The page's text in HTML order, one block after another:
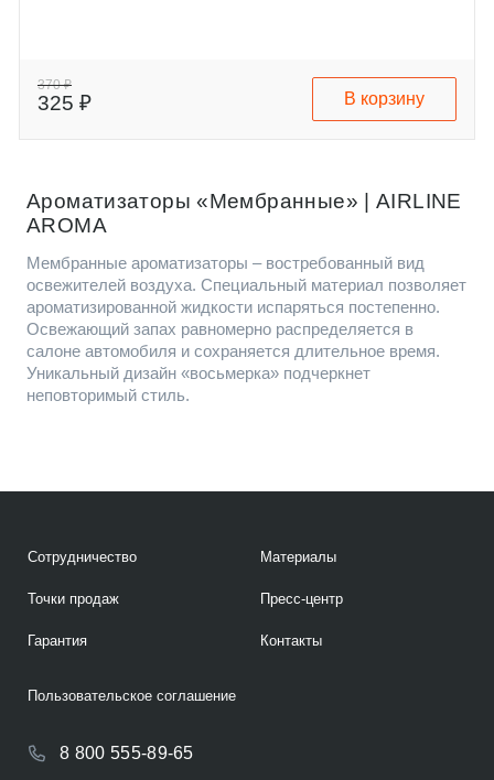
370 ₽
325 ₽ В корзину
Ароматизаторы «Мембранные» | AIRLINE
AROMA
Мембранные ароматизаторы – востребованный вид
освежителей воздуха. Специальный материал позволяет
ароматизированной жидкости испаряться постепенно.
Освежающий запах равномерно распределяется в
салоне автомобиля и сохраняется длительное время.
Уникальный дизайн «восьмерка» подчеркнет
неповторимый стиль.
Сотрудничество
Точки продаж
Гарантия
Материалы
Пресс-центр
Контакты
8 800 555-89-65
Пользовательское соглашение